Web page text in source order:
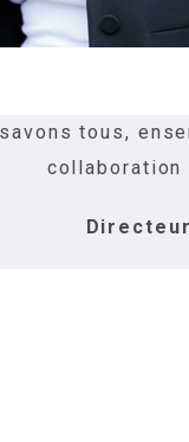
tous,
collaboration